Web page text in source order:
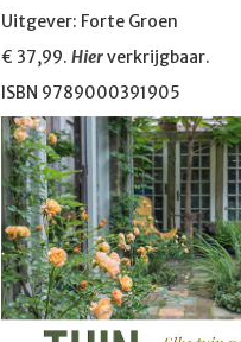
Uitgever: Forte Groen
€ 37,99. Hierverkrijgbaar.
ISBN 9789000391905